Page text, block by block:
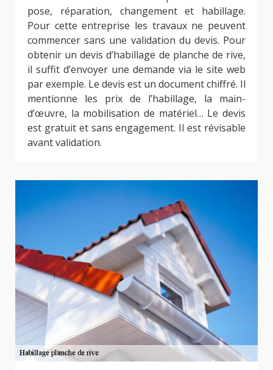
pose, réparation, changement et habillage.
Pour cette entreprise les travaux ne peuvent
commencer sans une validation du devis. Pour
obtenir un devis d’habillage de planche de rive,
il suffit d’envoyer une demande via le site web
par exemple. Le devis est un document chiffré. Il
mentionne les prix de l’habillage, la main-
d’œuvre, la mobilisation de matériel… Le devis
est gratuit et sans engagement. Il est révisable
avant validation.